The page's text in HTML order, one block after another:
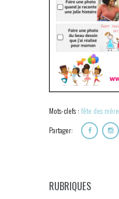
Mots-clefs : fête des
Partager:
RUBRIQUES